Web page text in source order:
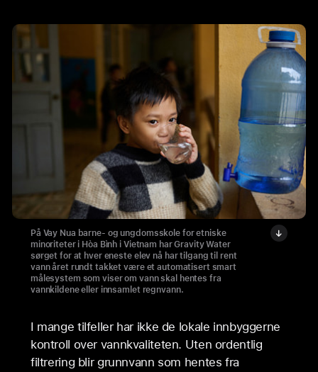
På Vay Nua barne- og ungdomsskole for etniske
minoriteter i Hòa Bình i Vietnam har Gravity Water
sørget for at hver eneste elev nå har tilgang til rent
vann året rundt takket være et automatisert smart
målesystem som viser om vann skal hentes fra
vannkildene eller innsamlet regnvann.
I mange tilfeller har ikke de lokale innbyggerne
kontroll over vannkvaliteten. Uten ordentlig
filtrering blir grunnvann som hentes fra